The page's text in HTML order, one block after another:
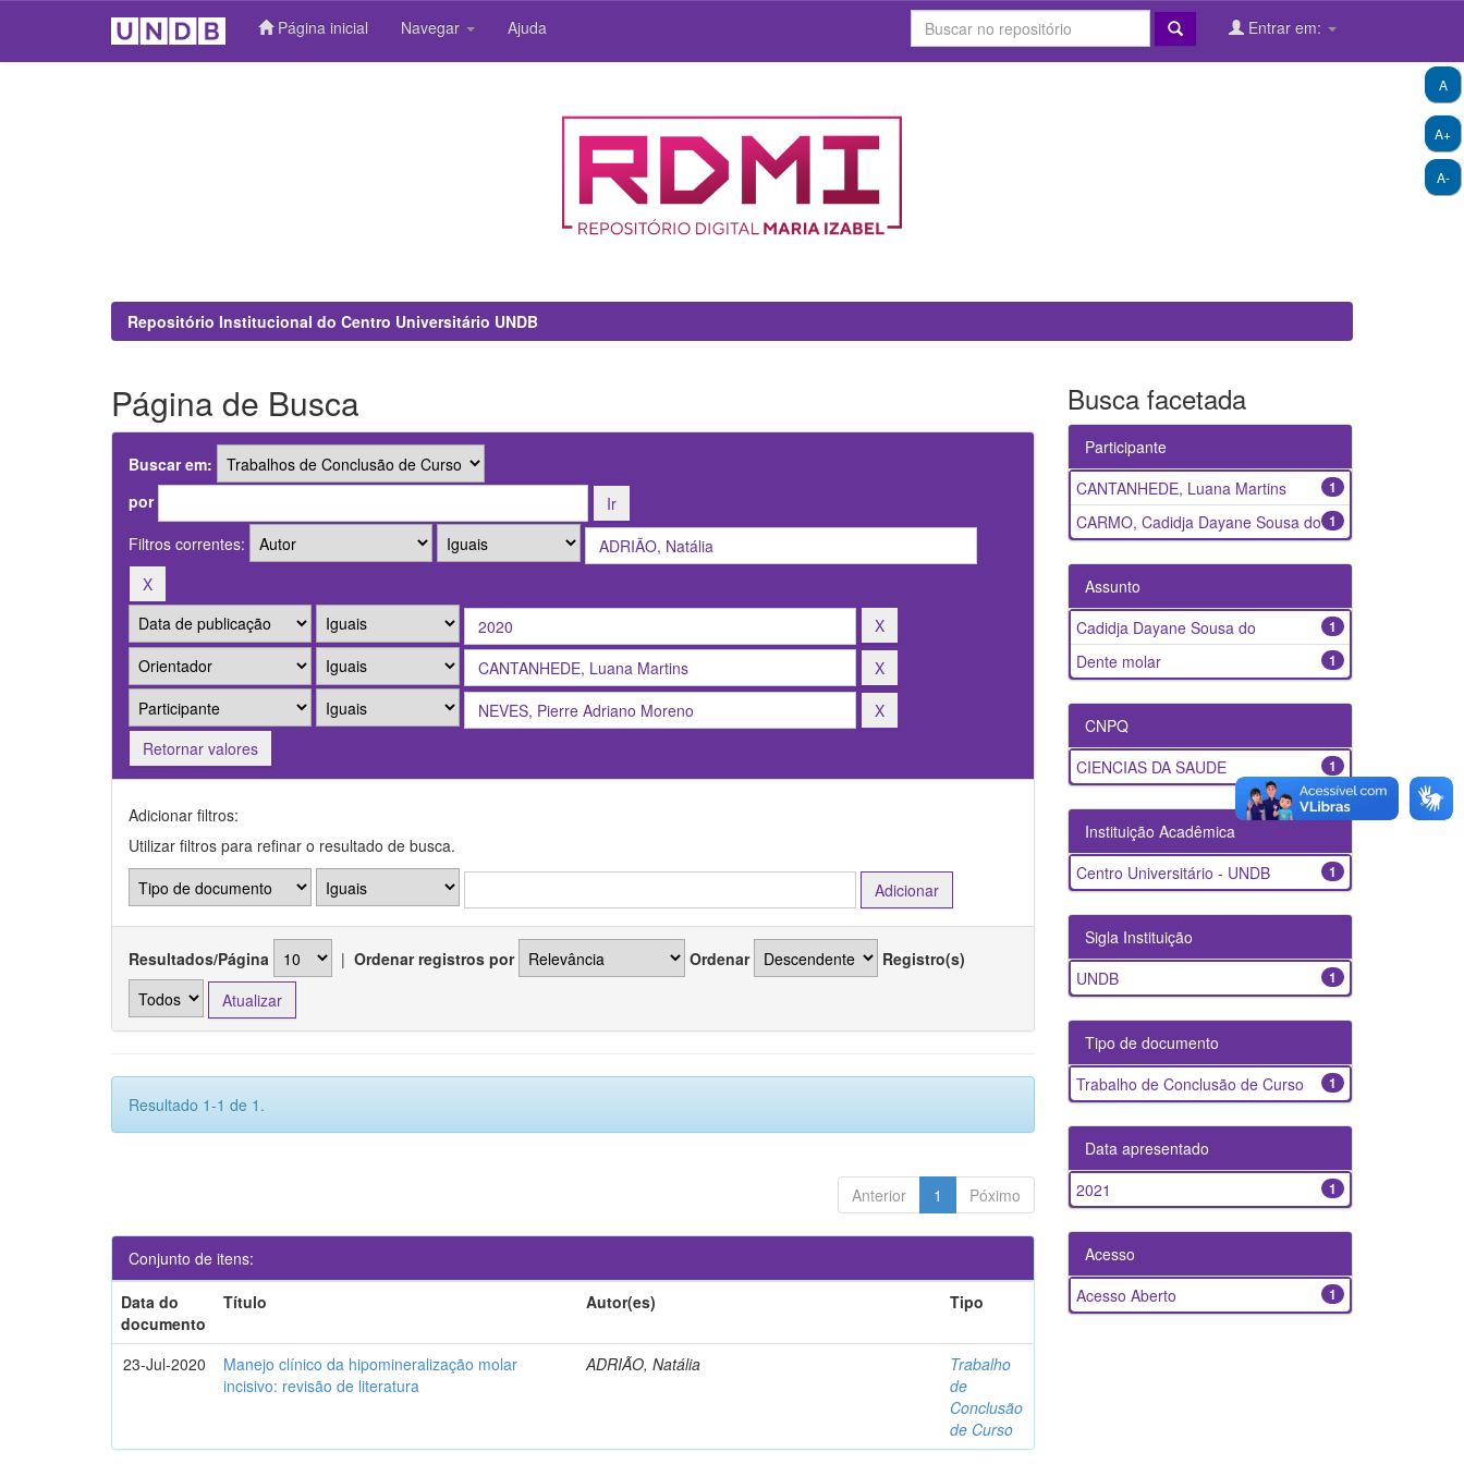
Página inicial Navegar Ajuda Entrar em:
A+
A-
A
Repositório Institucional do Centro Universitário UNDB
Página de Busca
Buscar em:
por
Filtros correntes:
Retornar valores
Adicionar filtros:
Utilizar filtros para refinar o resultado de busca.
Resultados/Página | Ordenar registros por Ordenar Registro(s)
Resultado 1-1 de 1.
Anterior 1 Póximo
Conjunto de itens:
Data do
documento
Título Autor(es) Tipo
23-Jul-2020
Manejo clínico da hipomineralização molar
incisivo: revisão de literatura
ADRIÃO, Natália
Trabalho
de
Conclusão
de Curso
Busca facetada
Participante
1
CANTANHEDE, Luana Martins
1
CARMO, Cadidja Dayane Sousa do
Assunto
1
Cadidja Dayane Sousa do
1
Dente molar
CNPQ
1
CIENCIAS DA SAUDE
Instituição Acadêmica
1
Centro Universitário - UNDB
Sigla Instituição
1
UNDB
Tipo de documento
1
Trabalho de Conclusão de Curso
Data apresentado
1
2021
Acesso
1
Acesso Aberto